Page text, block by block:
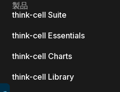
製品
think-cell Suite
think-cell Essentials
think-cell Charts
think-cell Library